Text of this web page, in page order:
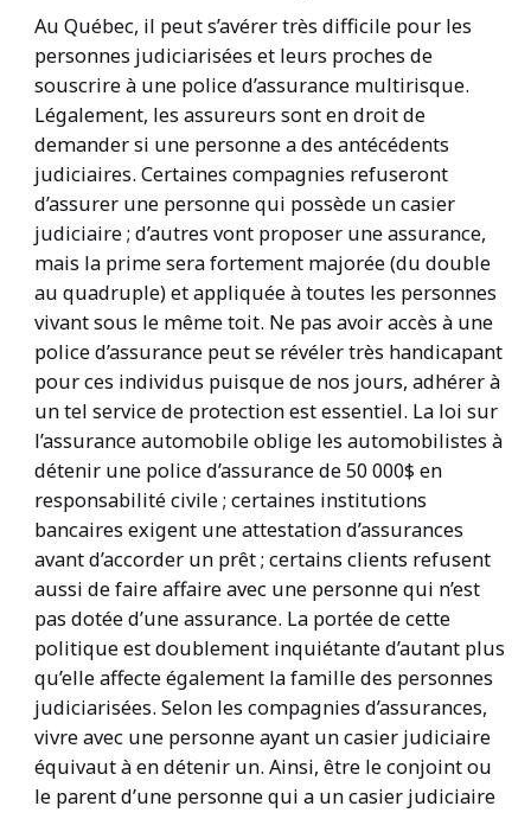
Au Québec, il peut s’avérer très difficile pour les
personnes judiciarisées et leurs proches de
souscrire à une police d’assurance multirisque.
Légalement, les assureurs sont en droit de
demander si une personne a des antécédents
judiciaires. Certaines compagnies refuseront
d’assurer une personne qui possède un casier
judiciaire ; d’autres vont proposer une assurance,
mais la prime sera fortement majorée (du double
au quadruple) et appliquée à toutes les personnes
vivant sous le même toit. Ne pas avoir accès à une
police d’assurance peut se révéler très handicapant
pour ces individus puisque de nos jours, adhérer à
un tel service de protection est essentiel. La loi sur
l’assurance automobile oblige les automobilistes à
détenir une police d’assurance de 50 000$ en
responsabilité civile ; certaines institutions
bancaires exigent une attestation d’assurances
avant d’accorder un prêt ; certains clients refusent
aussi de faire affaire avec une personne qui n’est
pas dotée d’une assurance. La portée de cette
politique est doublement inquiétante d’autant plus
qu’elle affecte également la famille des personnes
judiciarisées. Selon les compagnies d’assurances,
vivre avec une personne ayant un casier judiciaire
équivaut à en détenir un. Ainsi, être le conjoint ou
le parent d’une personne qui a un casier judiciaire